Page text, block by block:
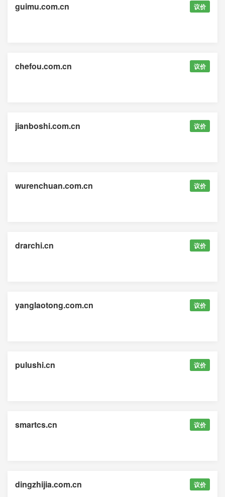
guimu.com.cn 议价
chefou.com.cn 议价
jianboshi.com.cn 议价
wurenchuan.com.cn 议价
drarchi.cn 议价
yanglaotong.com.cn 议价
pulushi.cn 议价
smartcs.cn 议价
dingzhijia.com.cn 议价